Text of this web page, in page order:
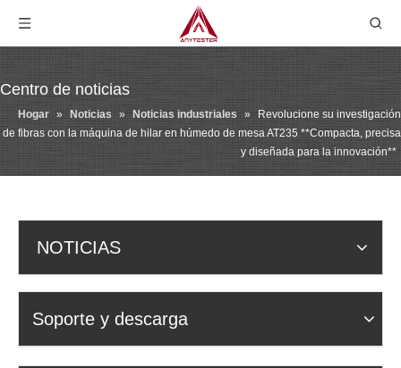
Centro de noticias
Hogar » Noticias » Noticias industriales »
Revolucione su investigación
de fibras con la máquina de hilar en húmedo de mesa AT235 **Compacta, precisa
y diseñada para la innovación**
NOTICIAS
Soporte y descarga